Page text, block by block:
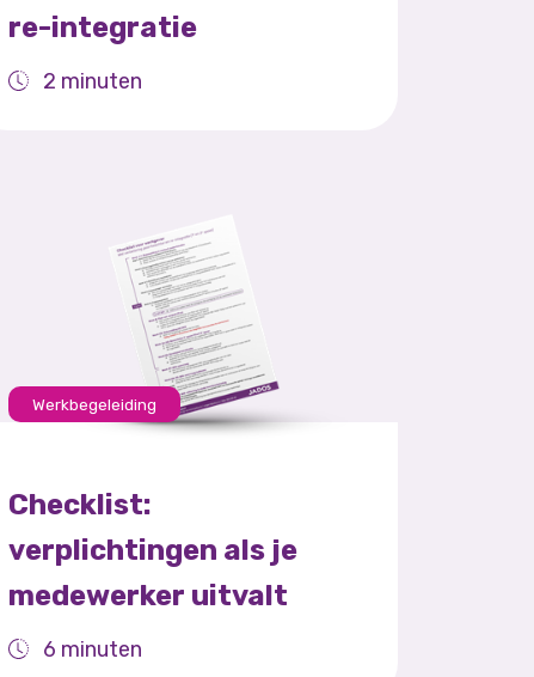
re-integratie
2 minuten
Werkbegeleiding
Checklist:
verplichtingen als je
medewerker uitvalt
6 minuten